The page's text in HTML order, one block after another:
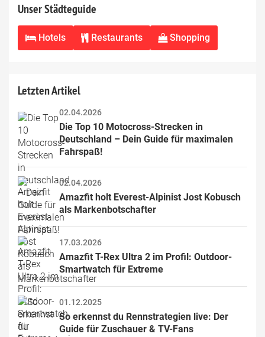
Unser Städteguide
Hotels Restaurants Shopping
Letzten Artikel
02.04.2026
Die Top 10 Motocross-Strecken in
Deutschland – Dein Guide für maximalen
Fahrspaß!
02.04.2026
Amazfit holt Everest-Alpinist Jost Kobusch
als Markenbotschafter
17.03.2026
Amazfit T-Rex Ultra 2 im Profil: Outdoor-
Smartwatch für Extreme
01.12.2025
So erkennst du Rennstrategien live: Der
Guide für Zuschauer & TV-Fans